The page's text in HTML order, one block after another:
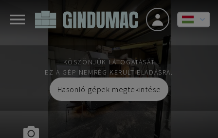
KÖSZÖNJÜK LÁTOGATÁSÁT
EZ A GÉP NEMRÉG KERÜLT ELADÁSRA.
Hasonló gépek megtekintése